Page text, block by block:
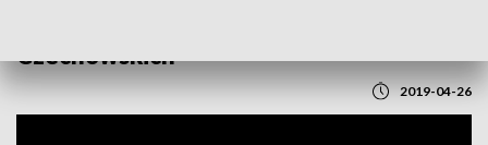
Czechowskich
2019-04-26